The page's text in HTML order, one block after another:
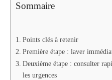
Sommaire
Points clés à retenir
Première étape : laver
Deuxième étape : consulter
les urgences